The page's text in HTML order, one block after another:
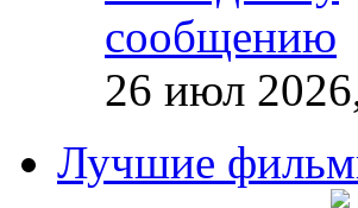
26 июл
Лучшие